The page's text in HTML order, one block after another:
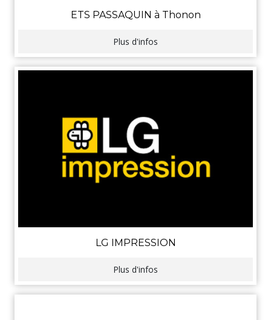
ETS PASSAQUIN à Thonon
Plus d'infos
LG IMPRESSION
Plus d'infos